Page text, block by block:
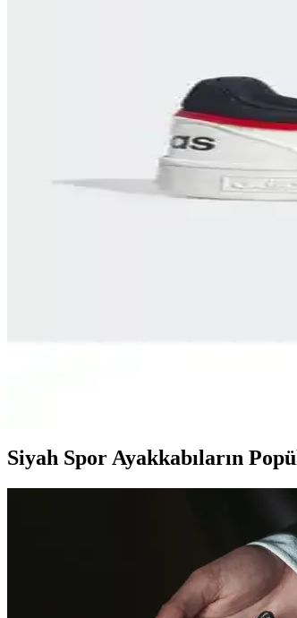
Erkekler İçin Air Jordan Mid 1
Air Jordan Mid 1 erkek modelleri, şık tasarımı
Adidas Gazelle Bold ve VL Court Bold
Adidas Gazelle Bold ve VL Court Bold
Siyah Spor Ayakkabıların